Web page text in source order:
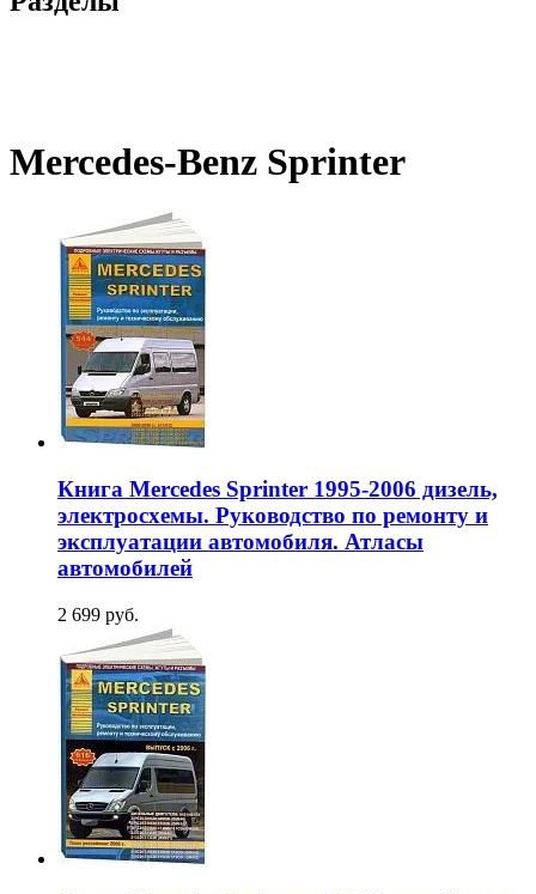
Mercedes-Benz Sprinter
Книга Mercedes Sprinter 1995-2006 дизель,
электросхемы. Руководство по ремонту и
эксплуатации автомобиля. Атласы
автомобилей
2 699 руб.